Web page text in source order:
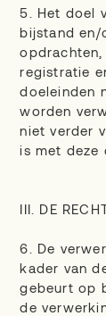
5. Het doel
bijstand en/
registratie
doeleinden
worden
niet verder
is met deze
III. DE
6. De
kader van
gebeurt op
de